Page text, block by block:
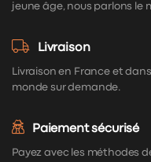
jeune âge, nous parlons le
Livraison
Livraison en France et
monde sur demande.
Paiement sécurisé
Payez avec les méthodes